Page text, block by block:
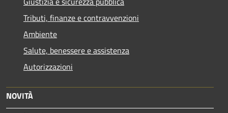
Tributi, finanze e contravvenzioni
Ambiente
Salute, benessere e assistenza
Autorizzazioni
NOVITÀ